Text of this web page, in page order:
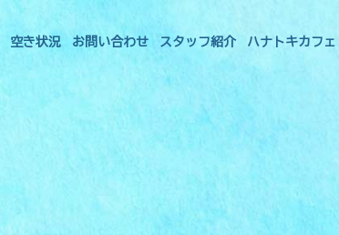
空き状況 お問い合わせ スタッフ紹介 ハナトキカフェ